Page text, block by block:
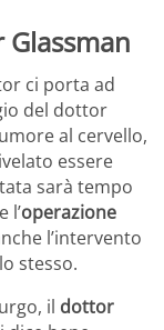
ci porta ad
del dottor
al cervello,
essere
sarà tempo
l’operazione
l’intervento
stesso.
il dottor